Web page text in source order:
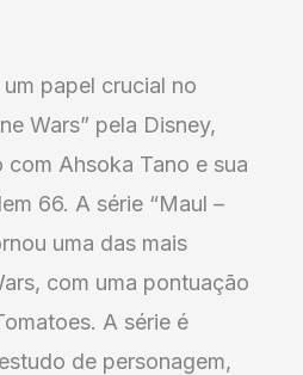
papel crucial no
Wars” pela Disney,
com Ahsoka Tano e sua
66. A série “Maul –
uma das mais
com uma pontuação
A série é
de personagem,